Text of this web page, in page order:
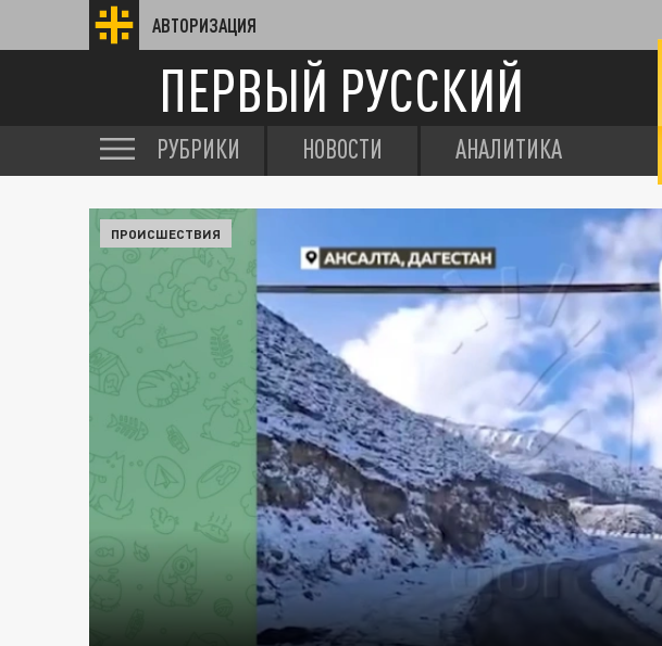
АВТОРИЗАЦИЯ
ПЕРВЫЙ РУССКИЙ
РУБРИКИ НОВОСТИ АНАЛИТИКА
ПРОИСШЕСТВИЯ